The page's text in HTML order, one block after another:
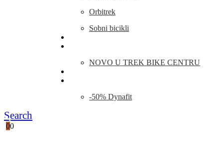
Orbitrek
Sobni bicikli
NOVO U TREK BIKE CENTRU
-50% Dynafit
Search
00